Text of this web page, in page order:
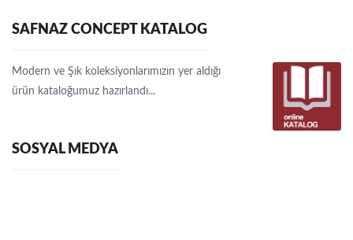
SAFNAZ CONCEPT KATALOG
Modern ve Şık koleksiyonlarımızın yer aldığı
ürün kataloğumuz hazırlandı...
SOSYAL MEDYA